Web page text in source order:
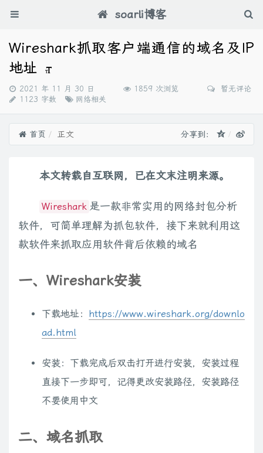
soarli博客
Wireshark抓取客户端通信的域名及IP
地址
发
布
2021 年 11 月 30 日 1859 次浏览
暂无评论
1123 字数
分
网络相关
首页 正文 分享到：
本文转载自互联网，已在文末注明来源。
Wireshark 是一款非常实用的网络封包分析
软件，可简单理解为抓包软件，接下来就利用这
款软件来抓取应用软件背后依赖的域名
一、Wireshark安装
下载地址：
https://www.wireshark.org/downlo
ad.html
安装：下载完成后双击打开进行安装，安装过程
直接下一步即可，记得更改安装路径，安装路径
不要使用中文
二、域名抓取